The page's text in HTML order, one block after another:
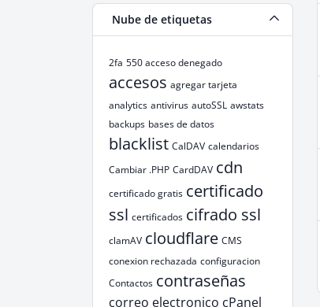
Nube de etiquetas
2fa 550 acceso denegado
accesos agregar tarjeta
analytics antivirus autoSSL awstats
backups bases de datos
blacklist CalDAV calendarios
Cambiar .PHP CardDAV cdn
certificado gratis certificado
ssl certificados cifrado ssl
clamAV cloudflare CMS
conexion rechazada configuracion
Contactos contraseñas
correo electronico cPanel